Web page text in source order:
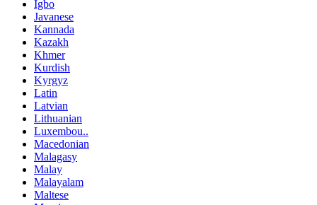
Igbo
Javanese
Kannada
Kazakh
Khmer
Kurdish
Kyrgyz
Latin
Latvian
Lithuanian
Luxembou..
Macedonian
Malagasy
Malay
Malayalam
Maltese